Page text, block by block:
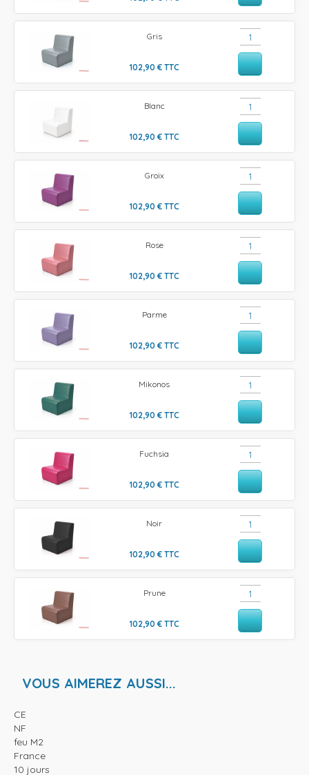
Gris
102,90 € TTC
Blanc
102,90 € TTC
Groix
102,90 € TTC
Rose
102,90 € TTC
Parme
102,90 € TTC
Mikonos
102,90 € TTC
Fuchsia
102,90 € TTC
Noir
102,90 € TTC
Prune
102,90 € TTC
VOUS AIMEREZ AUSSI...
CE
NF
feu M2
France
10 jours